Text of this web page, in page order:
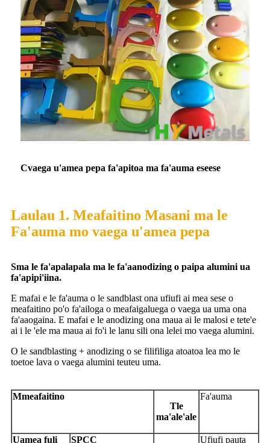
Cvaega u'amea pepa fa'apitoa ma fa'auma eseese
Laulau 1. Meafaitino Masani ma le
Fa'auma mo vaega u'amea pepa
Sma le fa'apalapala ma le fa'aanodizing o paipa alumini ua
fa'apipi'iina.
E mafai e le fa'auma o le sandblast ona ufiufi ai mea sese o
meafaitino po'o fa'ailoga o meafaigaluega o vaega ua uma ona
fa'aaogaina. E mafai e le anodizing ona maua ai le malosi e tete'e
ai i le 'ele ma maua ai fo'i le lanu sili ona lelei mo vaega alumini.
O le sandblasting + anodizing o se filifiliga atoatoa lea mo le
toetoe lava o vaega alumini teuteu uma.
Mmeafaitino
Tle
ma'ale'ale
Fa'auma
Uamea fuli
SPCC
Ufiufi pauta